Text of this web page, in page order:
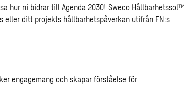
hur ni bidrar till Agenda 2030! Sweco Hållbarhetssol™
eller ditt projekts hållbarhetspåverkan utifrån FN:s
engagemang och skapar förståelse för